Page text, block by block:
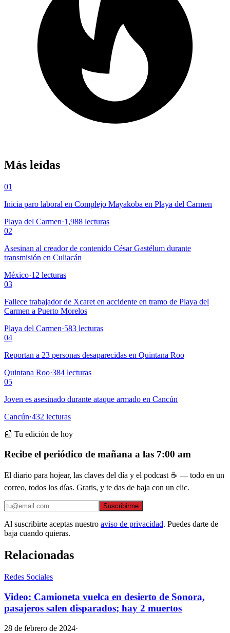
Más leídas
01
Inicia paro laboral en Complejo Mayakoba en Playa del Carmen
Playa del Carmen·1,988 lecturas
02
Asesinan al creador de contenido César Gastélum durante
transmisión en Culiacán
México·12 lecturas
03
Fallece trabajador de Xcaret en accidente en tramo de Playa del
Carmen a Puerto Morelos
Playa del Carmen·583 lecturas
04
Reportan a 23 personas desaparecidas en Quintana Roo
Quintana Roo·384 lecturas
05
Joven es asesinado durante ataque armado en Cancún
Cancún·432 lecturas
📰 Tu edición de hoy
Recibe el periódico de mañana a las 7:00 am
El diario para hojear, las claves del día y el podcast ☕ — todo en un
correo, todos los días. Gratis, y te das de baja con un clic.
Suscribirme
Al suscribirte aceptas nuestro aviso de privacidad. Puedes darte de
baja cuando quieras.
Relacionadas
Redes Sociales
Video: Camioneta vuelca en desierto de Sonora,
pasajeros salen disparados; hay 2 muertos
28 de febrero de 2024·